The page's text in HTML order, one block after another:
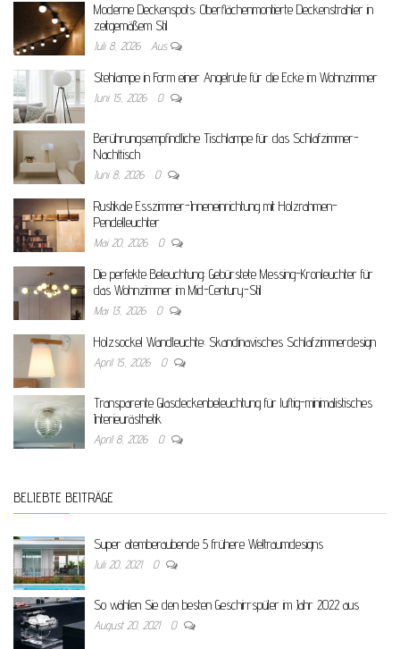
Moderne Deckenspots: Oberflächenmontierte Deckenstrahler in
zeitgemäßem Stil
Juli 8, 2026 Aus
Stehlampe in Form einer Angelrute für die Ecke im Wohnzimmer
Juni 15, 2026 0
Berührungsempfindliche Tischlampe für das Schlafzimmer-
Nachttisch
Juni 8, 2026 0
Rustikale Esszimmer-Inneneinrichtung mit Holzrahmen-
Pendelleuchter
Mai 20, 2026 0
Die perfekte Beleuchtung: Gebürstete Messing-Kronleuchter für
das Wohnzimmer im Mid-Century-Stil
Mai 13, 2026 0
Holzsockel Wandleuchte: Skandinavisches Schlafzimmerdesign
April 15, 2026 0
Transparente Glasdeckenbeleuchtung für luftig-minimalistisches
Interieurästhetik
April 8, 2026 0
BELIEBTE BEITRÄGE
Super atemberaubende 5 frühere Weltraumdesigns
Juli 20, 2021 0
So wählen Sie den besten Geschirrspüler im Jahr 2022 aus
August 20, 2021 0